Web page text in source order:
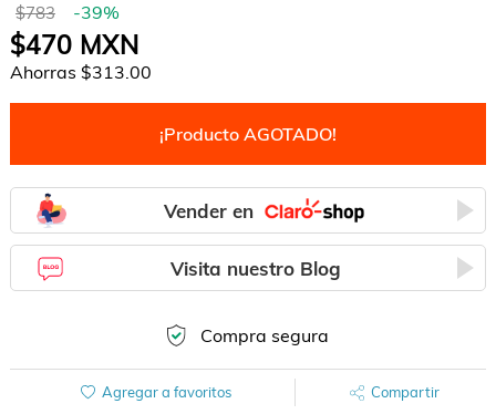
$783 -39%
$470MXN
Ahorras $313.00
¡Producto AGOTADO!
Vender en
Visita nuestro Blog
Compra segura
Agregar a favoritos Compartir